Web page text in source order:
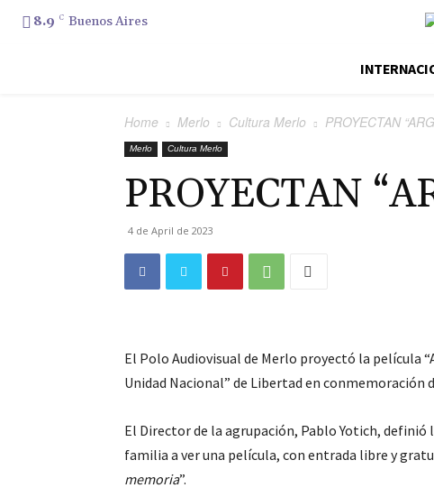
8.9 C Buenos Aires
Home Merlo Cultura Merlo PROYECTAN
Merlo Cultura Merlo
PROYECTAN
4 de April de 2023
El Polo Audiovisual de Merlo proyectó la película
Unidad Nacional” de Libertad en conmemoración
El Director de la agrupación, Pablo Yotich, definió
familia a ver una película, con entrada libre y
memoria”.